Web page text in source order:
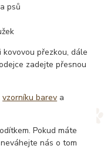
psů
přezkou, dále
zadejte přesnou
vzorníku barev a
Pokud máte
nás o tom